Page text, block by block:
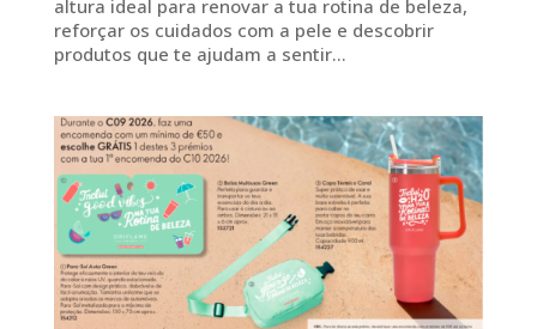
altura ideal para renovar a tua rotina de beleza,
reforçar os cuidados com a pele e descobrir
produtos que te ajudam a sentir...